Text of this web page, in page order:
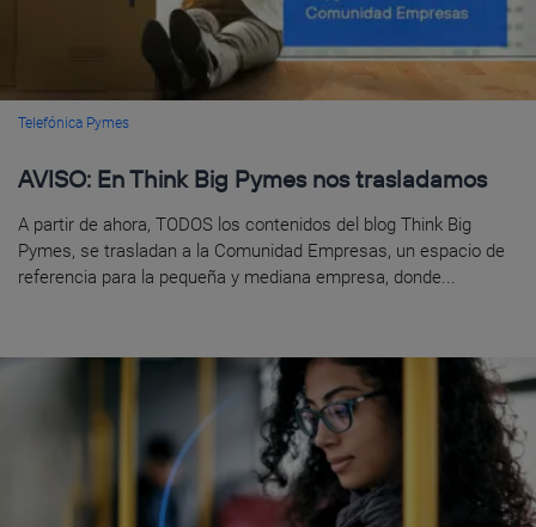
Telefónica Pymes
AVISO: En Think Big Pymes nos trasladamos
A partir de ahora, TODOS los contenidos del blog Think Big
Pymes, se trasladan a la Comunidad Empresas, un espacio de
referencia para la pequeña y mediana empresa, donde...